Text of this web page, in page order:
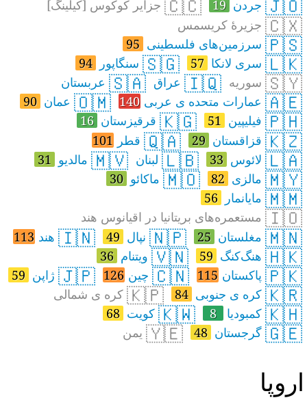
🇯🇴جردن 19
🇨🇨جزایر کوکوس [کیلینگ]
🇨🇽جزیرهٔ کریسمس
🇵🇸سرزمین‌های فلسطینی 95
🇱🇰سری لانکا 57
🇸🇬سنگاپور 94
🇸🇾سوریه 🇮🇶عراق 🇸🇦عربستان
🇦🇪عمارات متحده ی عربی 140
🇴🇲عمان 90
🇵🇭فیلیپین 51
🇰🇬قرقیزستان 16
🇰🇿قزاقستان 29
🇶🇦قطر 101
🇱🇦لائوس 33
🇱🇧لبنان 🇲🇻مالدیو 31
🇲🇾مالزی 82
🇲🇴ماکائو 30
🇲🇲مایانمار 56
🇮🇴مستعمره‌های بریتانیا در اقیانوس هند
🇲🇳مغلستان 25
🇳🇵نپال 49
🇮🇳هند 113
🇭🇰هنگ‌کنگ 59
🇻🇳ویتنام 36
🇵🇰پاکستان 115
🇨🇳چین 126
🇯🇵ژاپن 59
🇰🇷کره ی جنوبی 84
🇰🇵کره ی شمالی
🇰🇭کمبودیا 8
🇰🇼کویت 68
🇬🇪گرجستان 48
🇾🇪یمن
اروپا